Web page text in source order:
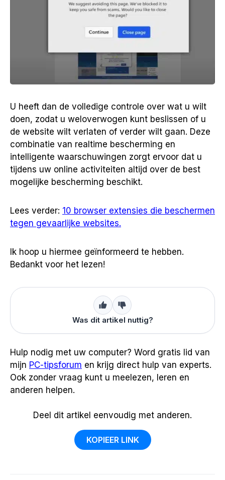
U heeft dan de volledige controle over wat u wilt
doen, zodat u weloverwogen kunt beslissen of u
de website wilt verlaten of verder wilt gaan. Deze
combinatie van realtime bescherming en
intelligente waarschuwingen zorgt ervoor dat u
tijdens uw online activiteiten altijd over de best
mogelijke bescherming beschikt.
Lees verder: 10 browser extensies die beschermen
tegen gevaarlijke websites.
Ik hoop u hiermee geïnformeerd te hebben.
Bedankt voor het lezen!
Was dit artikel nuttig?
Hulp nodig met uw computer? Word gratis lid van
mijn PC-tipsforum en krijg direct hulp van experts.
Ook zonder vraag kunt u meelezen, leren en
anderen helpen.
Deel dit artikel eenvoudig met anderen.
KOPIEER LINK